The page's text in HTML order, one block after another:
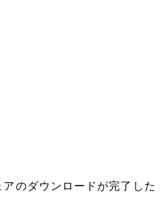
のダウンロードが完了した